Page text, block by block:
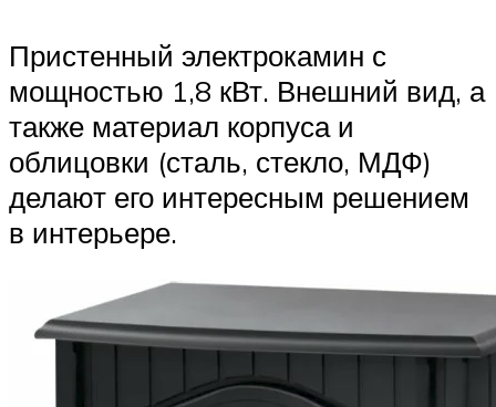
Пристенный электрокамин с
мощностью 1,8 кВт. Внешний вид, а
также материал корпуса и
облицовки (сталь, стекло, МДФ)
делают его интересным решением
в интерьере.